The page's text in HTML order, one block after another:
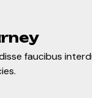
faucibus